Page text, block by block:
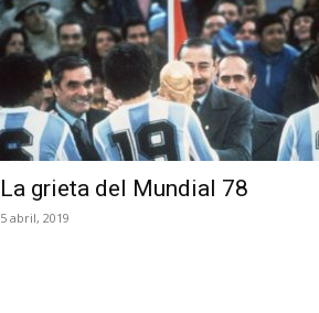
La grieta del Mundial 78
5 abril, 2019